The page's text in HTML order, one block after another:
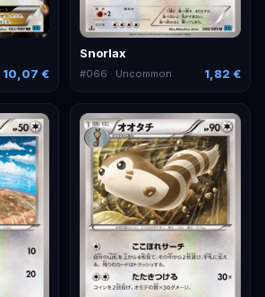
10,07 €
Snorlax
#066 · Uncommon 1,82 €